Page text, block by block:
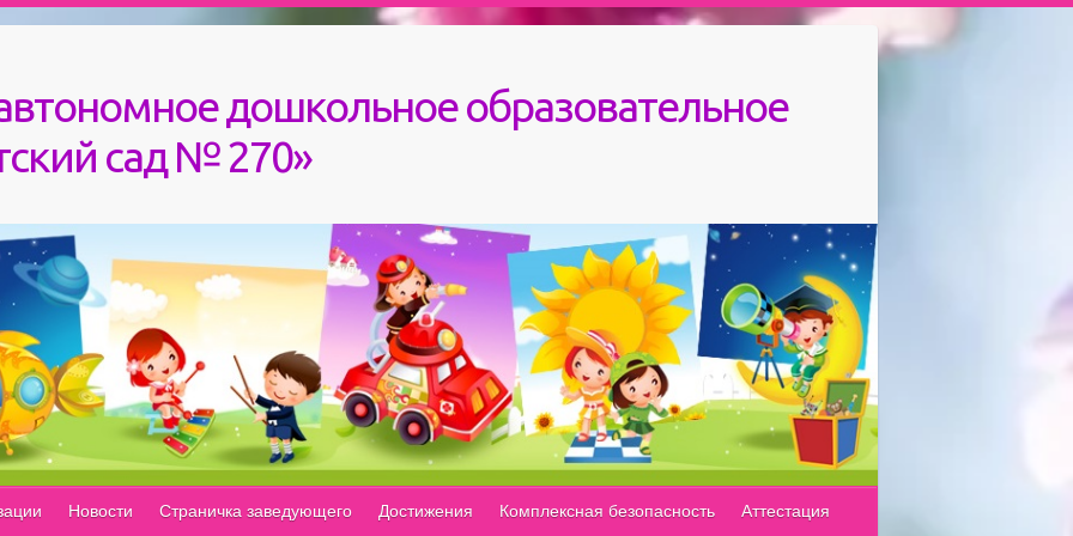
дошкольное образовательное
сад № 270»
Новости Страничка заведующего Достижения Комплексная безопасность Аттестация